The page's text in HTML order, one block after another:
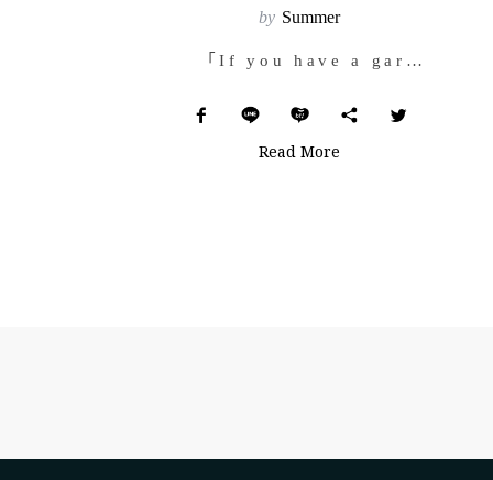
by Summer
「If you have a garden and a library,…
Read More